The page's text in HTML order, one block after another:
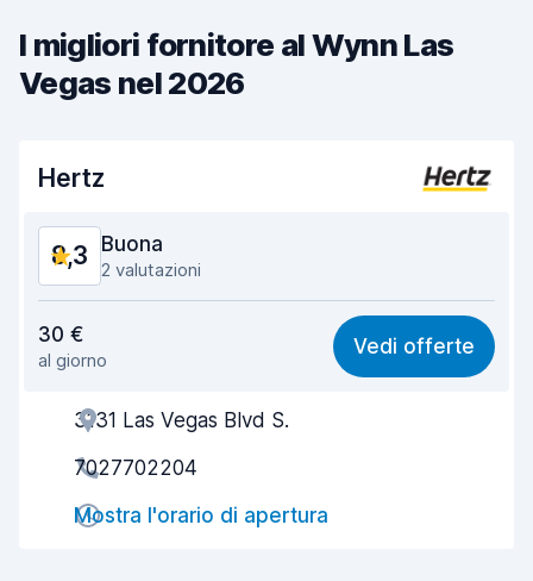
I migliori fornitore al Wynn Las
Vegas nel 2026
Hertz
8,3 Buona
2 valutazioni
8,1
Facile da trovare 8,2
Gentilezza degli agenti
Rapidità del ritiro
Rapidità della riconsegna
30 €
al giorno
Vedi offerte
3131 Las Vegas Blvd S.
7027702204
Mostra l'orario di apertura